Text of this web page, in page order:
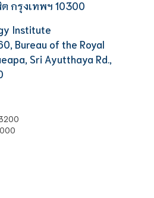
กรุงเทพฯ 10300
Institute
Bureau of the Royal
Sri Ayutthaya Rd.,